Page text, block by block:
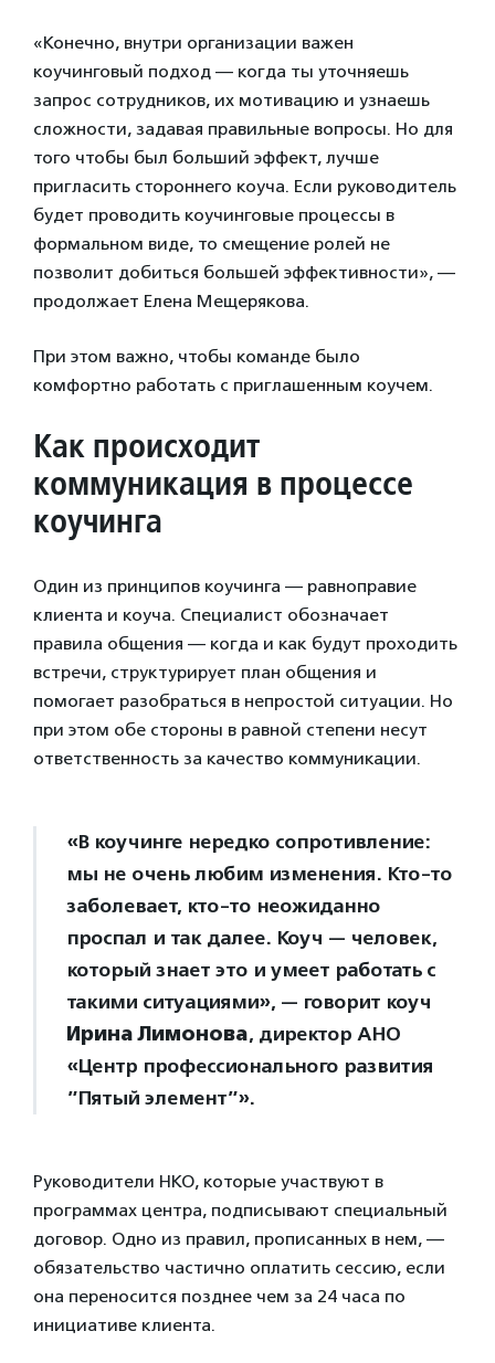
«Конечно, внутри организации важен
коучинговый подход — когда ты уточняешь
запрос сотрудников, их мотивацию и узнаешь
сложности, задавая правильные вопросы. Но для
того чтобы был больший эффект, лучше
пригласить стороннего коуча. Если руководитель
будет проводить коучинговые процессы в
формальном виде, то смещение ролей не
позволит добиться большей эффективности», —
продолжает Елена Мещерякова.
При этом важно, чтобы команде было
комфортно работать с приглашенным коучем.
Как происходит
коммуникация в процессе
коучинга
Один из принципов коучинга — равноправие
клиента и коуча. Специалист обозначает
правила общения — когда и как будут проходить
встречи, структурирует план общения и
помогает разобраться в непростой ситуации. Но
при этом обе стороны в равной степени несут
ответственность за качество коммуникации.
«В коучинге нередко сопротивление:
мы не очень любим изменения. Кто-то
заболевает, кто-то неожиданно
проспал и так далее. Коуч — человек,
который знает это и умеет работать с
такими ситуациями», — говорит коуч
Ирина Лимонова, директор АНО
«Центр профессионального развития
”Пятый элемент”».
Руководители НКО, которые участвуют в
программах центра, подписывают специальный
договор. Одно из правил, прописанных в нем, —
обязательство частично оплатить сессию, если
она переносится позднее чем за 24 часа по
инициативе клиента.